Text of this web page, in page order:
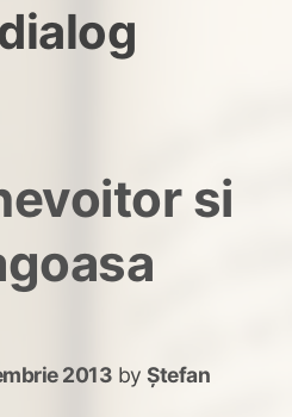
si
2013 by Ștefan